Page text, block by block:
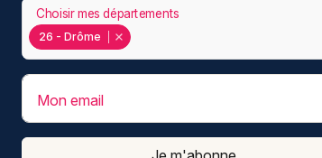
26 - Drôme
Choisir mes départements
Mon email